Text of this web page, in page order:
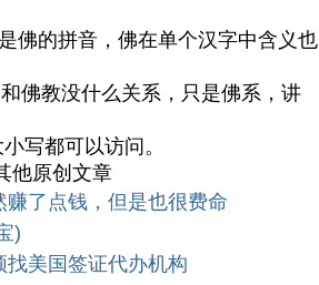
佛的拼音，佛在单个汉字中含义也
佛教没什么关系，只是佛系，讲
写都可以访问。
他原创文章
赚了点钱，但是也很费命
)
美国签证代办机构